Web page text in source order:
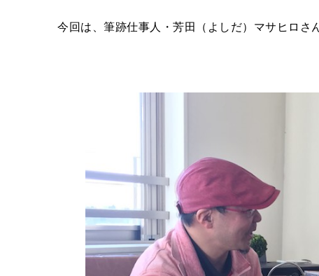
今回は、筆跡仕事人・芳田（よしだ）マサヒロさ